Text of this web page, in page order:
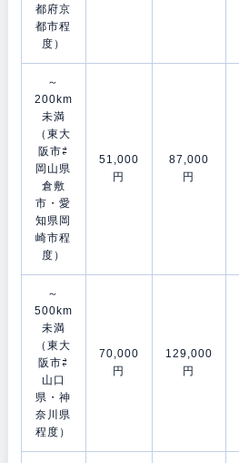
都府京
都市程
度）
～
200km
未満
（東大
阪市⇄
岡山県
倉敷
市・愛
知県岡
崎市程
度）
51,000
円
87,000
円
～
500km
未満
（東大
阪市⇄
山口
県・神
奈川県
程度）
70,000
円
129,000
円